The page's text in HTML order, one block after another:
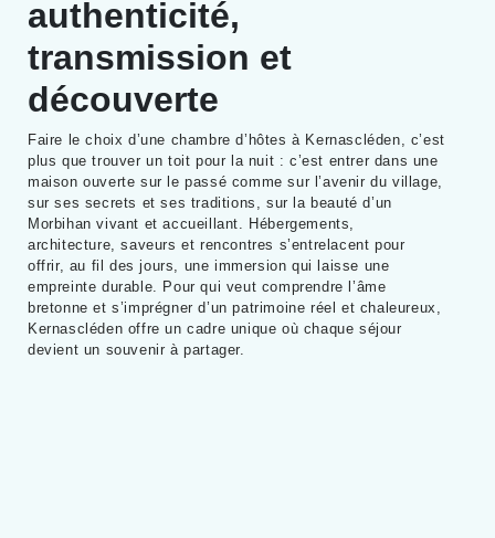
authenticité,
transmission et
découverte
Faire le choix d’une chambre d’hôtes à Kernascléden, c’est
plus que trouver un toit pour la nuit : c’est entrer dans une
maison ouverte sur le passé comme sur l’avenir du village,
sur ses secrets et ses traditions, sur la beauté d’un
Morbihan vivant et accueillant. Hébergements,
architecture, saveurs et rencontres s’entrelacent pour
offrir, au fil des jours, une immersion qui laisse une
empreinte durable. Pour qui veut comprendre l’âme
bretonne et s’imprégner d’un patrimoine réel et chaleureux,
Kernascléden offre un cadre unique où chaque séjour
devient un souvenir à partager.